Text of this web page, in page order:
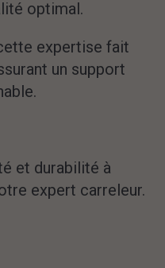
optimal.
expertise fait
un support
et durabilité à
expert carreleur.